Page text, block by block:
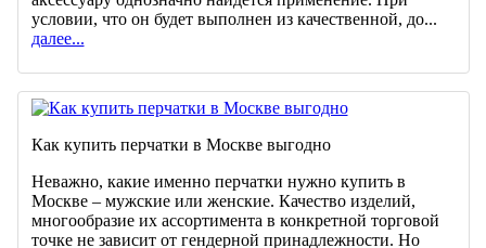
условии, что он будет выполнен из качественной, до...
далее...
Как купить перчатки в Москве выгодно
Неважно, какие именно перчатки нужно купить в
Москве – мужские или женские. Качество изделий,
многообразие их ассортимента в конкретной торговой
точке не зависит от гендерной принадлежности. Но